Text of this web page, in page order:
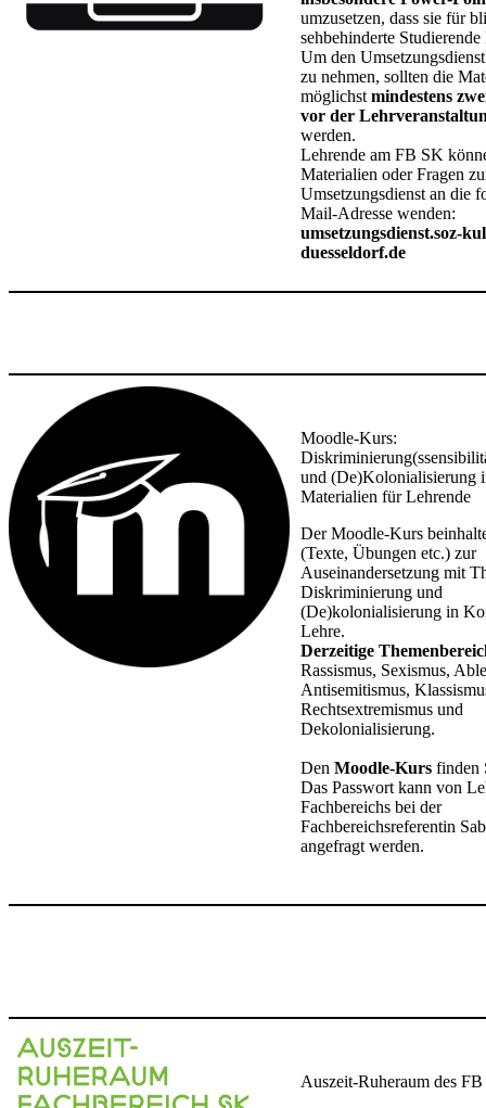
umzusetzen, dass sie für
sehbehinderte Studierende
Um den
zu nehmen, sollten die
möglichstmindestens
vor der
werden.
Lehrende am FB SK
Materialien oder Fragen
Umsetzungsdienst an die
Mail-Adresse wenden:
umsetzungsdienst.soz-
duesseldorf.de
Moodle-Kurs:
und (De)Kolonialisierung
Materialien für Lehrende
Der Moodle-Kurs
(Texte, Übungen etc.) zur
Auseinandersetzung mit
Diskriminierung und
(De)kolonialisierung in
Lehre.
Derzeitige
Rassismus, Sexismus,
Antisemitismus,
Rechtsextremismus und
Dekolonialisierung.
Den Moodle-Kurs finden
Das Passwort kann von
Fachbereichs bei der
Fachbereichsreferentin
angefragt werden.
Auszeit-Ruheraum des